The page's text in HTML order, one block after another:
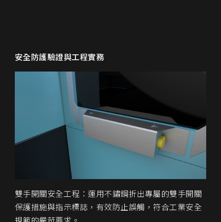
安全防護驗證與工程實務
雙手開關安全工程：運用不鏽鋼折出專屬的雙手開關
保護措施與指示標誌，有效防止誤觸，符合工業安全